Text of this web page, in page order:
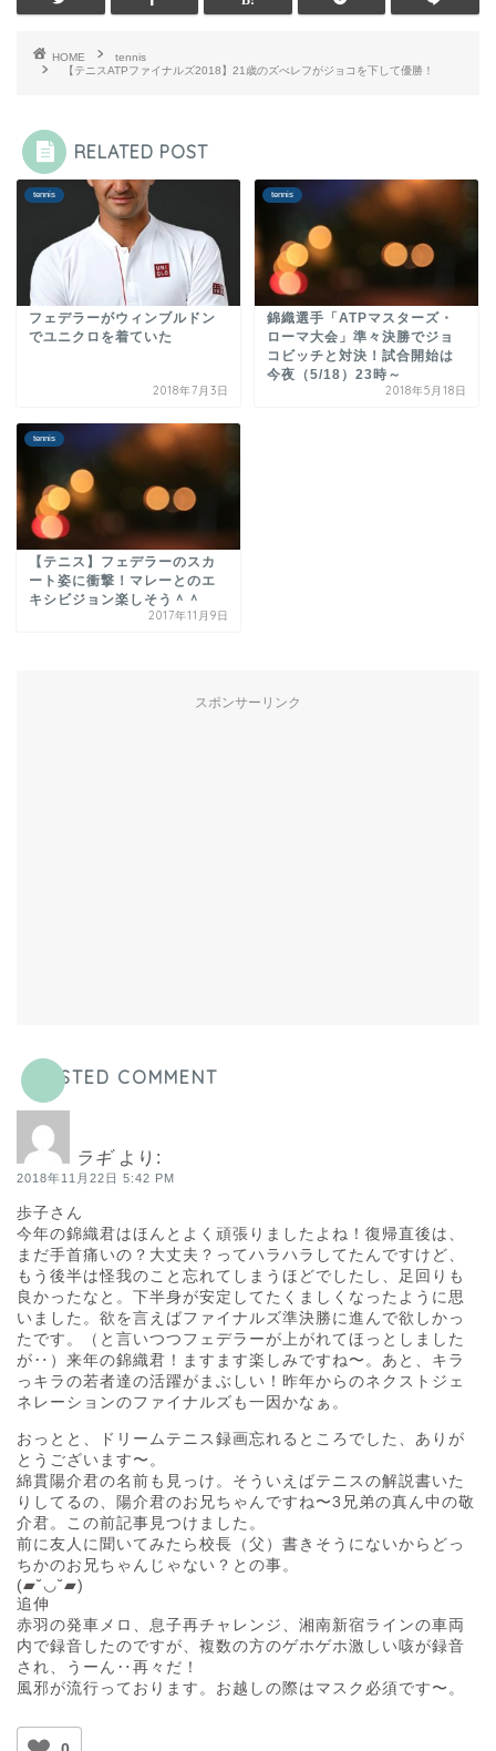
HOME
tennis
【テニスATPファイナルズ2018】21歳のズべレフがジョコを下して優勝！
RELATED POST
tennis
フェデラーがウィンブルドン
でユニクロを着ていた
2018年7月3日
tennis
錦織選手「ATPマスターズ・
ローマ大会」準々決勝でジョ
コビッチと対決！試合開始は
今夜（5/18）23時～
2018年5月18日
tennis
【テニス】フェデラーのスカ
ート姿に衝撃！マレーとのエ
キシビジョン楽しそう＾＾
2017年11月9日
スポンサーリンク
POSTED COMMENT
ラギ より:
2018年11月22日 5:42 PM
歩子さん
今年の錦織君はほんとよく頑張りましたよね！復帰直後は、
まだ手首痛いの？大丈夫？ってハラハラしてたんですけど、
もう後半は怪我のこと忘れてしまうほどでしたし、足回りも
良かったなと。下半身が安定してたくましくなったように思
いました。欲を言えばファイナルズ準決勝に進んで欲しかっ
たです。（と言いつつフェデラーが上がれてほっとしました
が‥）来年の錦織君！ますます楽しみですね〜。あと、キラ
っキラの若者達の活躍がまぶしい！昨年からのネクストジェ
ネレーションのファイナルズも一因かなぁ。
おっとと、ドリームテニス録画忘れるところでした、ありが
とうございます〜。
綿貫陽介君の名前も見っけ。そういえばテニスの解説書いた
りしてるの、陽介君のお兄ちゃんですね〜3兄弟の真ん中の敬
介君。この前記事見つけました。
前に友人に聞いてみたら校長（父）書きそうにないからどっ
ちかのお兄ちゃんじゃない？との事。
(▰˘◡˘▰)
追伸
赤羽の発車メロ、息子再チャレンジ、湘南新宿ラインの車両
内で録音したのですが、複数の方のゲホゲホ激しい咳が録音
され、うーん‥再々だ！
風邪が流行っております。お越しの際はマスク必須です〜。